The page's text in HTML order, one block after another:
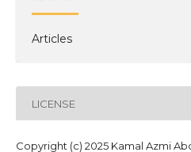
Articles
LICENSE
Copyright (c) 2025 Kamal Azmi